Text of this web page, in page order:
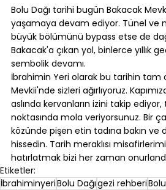
Bolu Dağı tarihi bugün Bakacak
yaşamaya devam ediyor. Tünel ve
büyük bölümünü bypass etse de
Bakacak'a çıkan yol, binlerce yıllık
sembolik devamı.
İbrahimin Yeri olarak bu tarihin tam
Mevkii'nde sizleri ağırlıyoruz.
aslında kervanların izini takip
noktasında mola veriyorsunuz. Bir
közünde pişen etin tadına bakın ve
hissedin. Tarih meraklısı
hatırlatmak bizi her zaman
Etiketler:
İbrahiminyeriBolu Dağıgezi rehberi